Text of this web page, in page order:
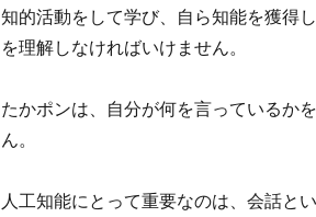
知的活動をして学び、自ら知能を獲得
を理解しなければいけません。
たかポンは、自分が何を言っているか
ん。
人工知能にとって重要なのは、会話と